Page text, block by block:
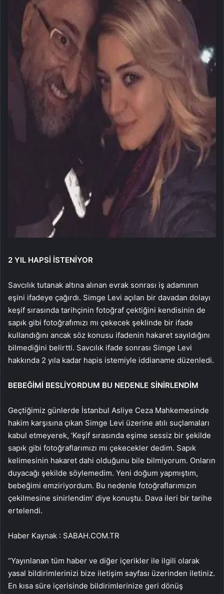
2 YIL HAPSİ İSTENİYOR
Savcılık tutanak altına alınan evrak sonrası iş adamının
eşini ifadeye çağırdı. Simge Levi açılan bir davadan dolayı
keşif sırasında tarihçinin fotoğraf çektiğini kendisinin de
sapık gibi fotoğrafımızı mı çekecek şeklinde bir ifade
kullandığını ancak söz konusu ifadenin hakaret sayıldığını
bilmediğini belirtti. Savcılık ifade sonrası Simge Levi
hakkında 2 yıla kadar hapis istemiyle iddianame düzenledi.
BEBEĞİMİ BESLİYORDUM BU NEDENLE SİNİRLENDİM
Geçtiğimiz günlerde İstanbul Asliye Ceza Mahkemesinde
hakim karşısına çıkan Simge Levi üzerine atılı suçlamaları
kabul etmeyerek, ‘Keşif sırasında eşime sessiz bir şekilde
sapık gibi fotoğraflarımızı mı çekecekler dedim. Sapık
kelimesinin hakaret dahi olduğunu bile bilmiyorum. Onların
duyacağı şekilde söylemedim. Yeni doğum yapmıştım,
bebeğimi emziriyordum. Bu nedenle fotoğraflarımızın
çekilmesine sinirlendim’ diye konuştu. Dava ileri bir tarihe
ertelendi.
Haber Kaynak : SABAH.COM.TR
“Yayınlanan tüm haber ve diğer içerikler ile ilgili olarak
yasal bildirimlerinizi bize iletişim sayfası üzerinden iletiniz.
En kısa süre içerisinde bildirimlerinize geri dönüş